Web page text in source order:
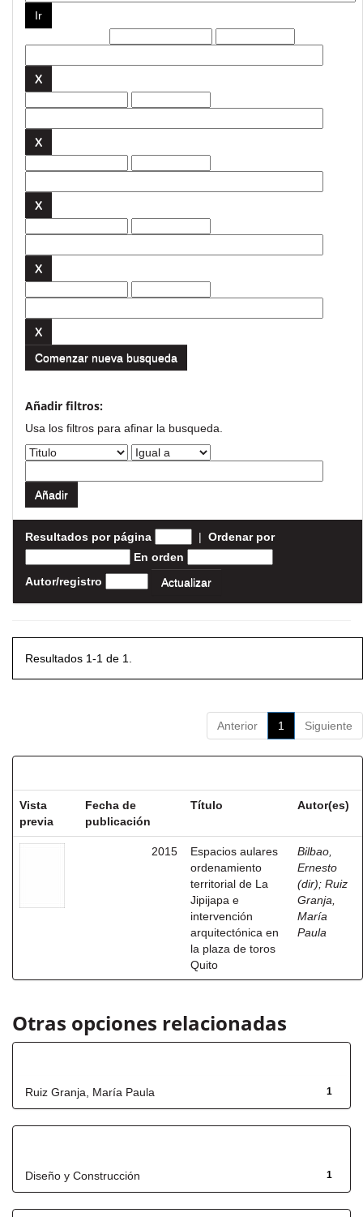
Comenzar nueva busqueda
Añadir filtros:
Usa los filtros para afinar la busqueda.
Resultados por página | Ordenar por
En orden
Autor/registro
Resultados 1-1 de 1.
Anterior 1 Siguiente
Vista
previa
Fecha de
publicación
Título Autor(es)
2015
Espacios aulares
ordenamiento
territorial de La
Jipijapa e
intervención
arquitectónica en
la plaza de toros
Quito
Bilbao,
Ernesto
(dir); Ruiz
Granja,
María
Paula
Otras opciones relacionadas
1
Ruiz Granja, María Paula
1
Diseño y Construcción